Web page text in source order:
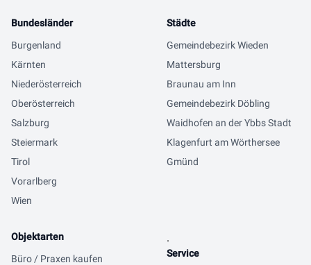
Bundesländer
Burgenland
Kärnten
Niederösterreich
Oberösterreich
Salzburg
Steiermark
Tirol
Vorarlberg
Wien
Städte
Gemeindebezirk Wieden
Mattersburg
Braunau am Inn
Gemeindebezirk Döbling
Waidhofen an der Ybbs Stadt
Klagenfurt am Wörthersee
Gmünd
Objektarten
Büro / Praxen kaufen
.
Service